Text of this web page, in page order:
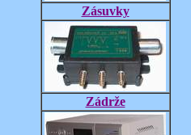
Zásuvky
Zádrže